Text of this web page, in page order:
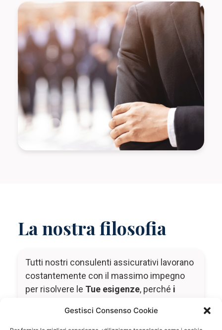
Gestisci Consenso Cookie
La nostra filosofia
Tutti nostri consulenti assicurativi lavorano
costantemente con il massimo impegno
per risolvere le Tue esigenze, perché i